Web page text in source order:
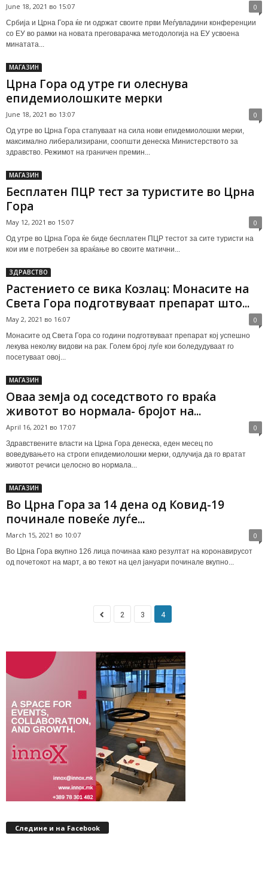
June 18, 2021 во 15:07 0
Србија и Црна Гора ќе ги одржат своите први Меѓувладини конференции
со ЕУ во рамки на новата преговарачка методологија на ЕУ усвоена
минатата...
МАГАЗИН
Црна Гора од утре ги олеснува
епидемиолошките мерки
June 18, 2021 во 13:07 0
Од утре во Црна Гора стапуваат на сила нови епидемиолошки мерки,
максимално либерализирани, соопшти денеска Министерството за
здравство. Режимот на граничен премин...
МАГАЗИН
Бесплатен ПЦР тест за туристите во Црна
Гора
May 12, 2021 во 15:07 0
Од утре во Црна Гора ќе биде бесплатен ПЦР тестот за сите туристи на
кои им е потребен за враќање во своите матични...
ЗДРАВСТВО
Растението се вика Козлац: Монасите на
Света Гора подготвуваат препарат што...
May 2, 2021 во 16:07 0
Монасите од Света Гора со години подготвуваат препарат кој успешно
лекува неколку видови на рак. Голем број луѓе кои боледудуваат го
посетуваат овој...
МАГАЗИН
Оваа земја од соседството го враќа
животот во нормала- бројот на...
April 16, 2021 во 17:07 0
Здравствените власти на Црна Гора денеска, еден месец по
воведувањето на строги епидемиолошки мерки, одлучија да го вратат
животот речиси целосно во нормала...
МАГАЗИН
Во Црна Гора за 14 дена од Ковид-19
починале повеќе луѓе...
March 15, 2021 во 10:07 0
Во Црна Гора вкупно 126 лица починаа како резултат на коронавирусот
од почетокот на март, а во текот на цел јануари починале вкупно...
2 3 4
Следине и на Facebook